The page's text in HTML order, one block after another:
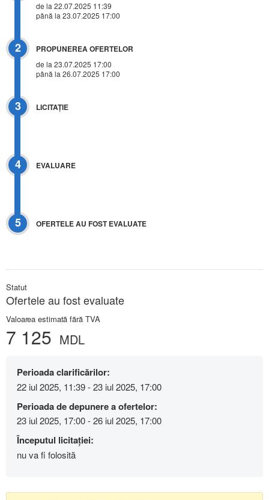
de la 22.07.2025 11:39
până la 23.07.2025 17:00
2 PROPUNEREA OFERTELOR
de la 23.07.2025 17:00
până la 26.07.2025 17:00
3 LICITAŢIE
4 EVALUARE
5 OFERTELE AU FOST EVALUATE
Statut
Ofertele au fost evaluate
Valoarea estimată fără TVA
7 125 MDL
Perioada clarificărilor:
22 iul 2025, 11:39 - 23 iul 2025, 17:00
Perioada de depunere a ofertelor:
23 iul 2025, 17:00 - 26 iul 2025, 17:00
Începutul licitației:
nu va fi folosită